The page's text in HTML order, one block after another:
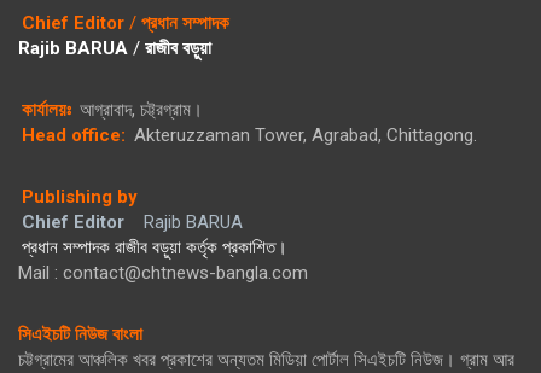
Chief Editor / প্রধান সম্পাদক
Rajib BARUA / রাজীব বড়ুয়া
কার্যালয়ঃ আগ্রাবাদ, চট্ট্রগ্রাম।
Head office: Akteruzzaman Tower, Agrabad, Chittagong.
Publishing by
Chief Editor
Rajib BARUA
প্রধান সম্পাদক রাজীব বড়ুয়া কর্তৃক প্রকাশিত।
Mail : contact@chtnews-bangla.com
সিএইচটি নিউজ বাংলা
চট্টগ্রামের আঞ্চলিক খবর প্রকাশের অন্যতম মিডিয়া পোর্টাল সিএইচটি নিউজ। গ্রাম আর